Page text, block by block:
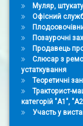
Муляр,
Офісний
Позаурочні
Продавець
Слюсар з
устаткування
Теоретичні
Тракторист-
категорій "А1",
Участь у